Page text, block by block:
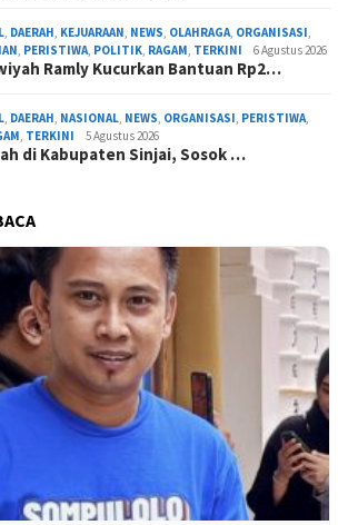
, DAERAH, KEJUARAAN, NEWS, OLAHRAGA, ORGANISASI,
, PERISTIWA, POLITIK, RAGAM, TERKINI 6 Agustus 2026
Ramly Kucurkan Bantuan Rp2…
, DAERAH, NASIONAL, NEWS, ORGANISASI, PERISTIWA,
, TERKINI 5 Agustus 2026
di Kabupaten Sinjai, Sosok …